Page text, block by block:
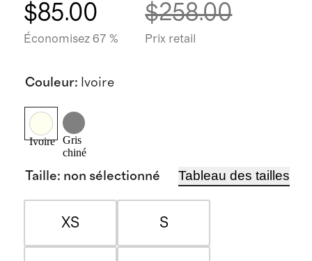
$85.00
Économisez 67 %
$258.00
Prix retail
Couleur: Ivoire
Ivoire
Gris
chiné
Taille: non sélectionné Tableau des tailles
XS S